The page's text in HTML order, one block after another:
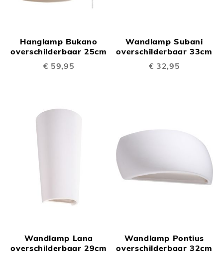
Hanglamp Bukano
overschilderbaar 25cm
€ 59,95
Wandlamp Subani
overschilderbaar 33cm
€ 32,95
Wandlamp Lana
overschilderbaar 29cm
Wandlamp Pontius
overschilderbaar 32cm